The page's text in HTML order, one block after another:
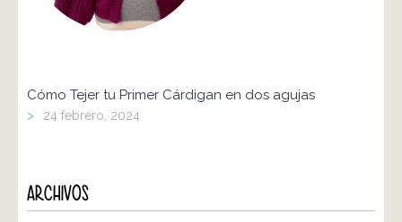
Cómo Tejer tu Primer Cárdigan en dos agujas
> 24 febrero, 2024
ARCHIVOS